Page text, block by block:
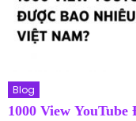
Blog
1000 View